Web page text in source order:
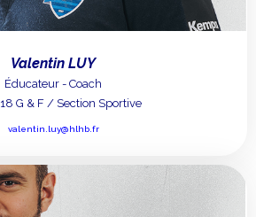
Valentin LUY
Éducateur - Coach
G & F / Section Sportive
valentin.luy@hlhb.fr